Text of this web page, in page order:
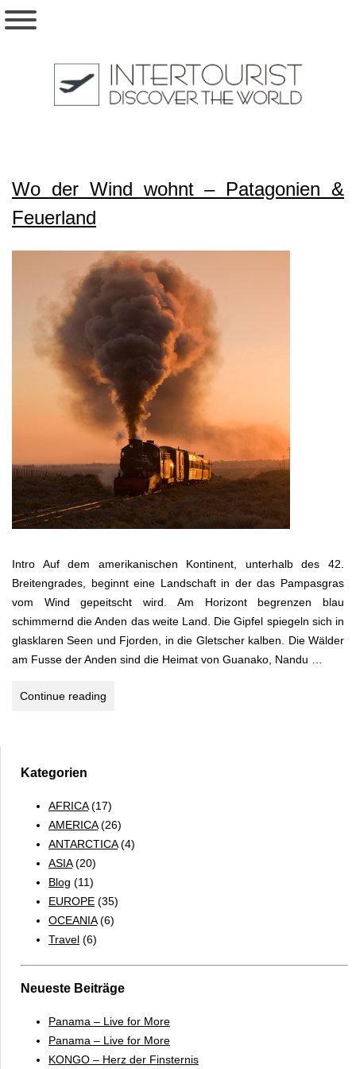
Wo der Wind wohnt – Patagonien &
Feuerland
Intro Auf dem amerikanischen Kontinent, unterhalb des 42.
Breitengrades, beginnt eine Landschaft in der das Pampasgras
vom Wind gepeitscht wird. Am Horizont begrenzen blau
schimmernd die Anden das weite Land. Die Gipfel spiegeln sich in
glasklaren Seen und Fjorden, in die Gletscher kalben. Die Wälder
am Fusse der Anden sind die Heimat von Guanako, Nandu …
Continue reading
&
Feuerland
Kategorien
AFRICA(17)
AMERICA(26)
ANTARCTICA(4)
ASIA(20)
Blog (11)
EUROPE (35)
OCEANIA(6)
Travel (6)
Neueste Beiträge
Panama – Live for More
Panama – Live for More
KONGO – Herz der Finsternis